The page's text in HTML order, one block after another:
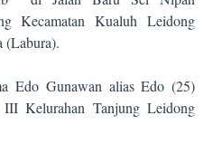
Kecamatan Kualuh Leidong
(Labura).
Edo Gunawan alias Edo (25)
Kelurahan Tanjung Leidong